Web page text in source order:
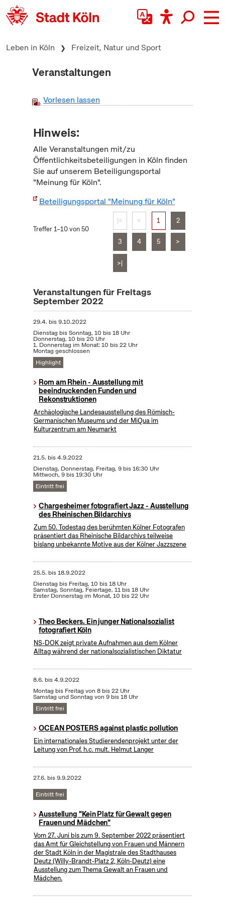
zum Inhalt springen
Leben in Köln Freizeit, Natur und Sport
Veranstaltungen
Vorlesen lassen
Hinweis:
Alle Veranstaltungen mit/zu
Öffentlichkeitsbeteiligungen in Köln finden
Sie auf unserem Beteiligungsportal
"Meinung für Köln".
Beteiligungsportal "Meinung für Köln"
Treffer 1–10 von 50
|< < 1 2
3 4 5 >
>|
Veranstaltungen für Freitags
September 2022
29.4. bis9.10.2022
Dienstag bis Sonntag, 10 bis 18 Uhr
Donnerstag, 10 bis 20 Uhr
1. Donnerstag im Monat: 10 bis 22 Uhr
Montag geschlossen
Highlight
Rom am Rhein - Ausstellung mit
beeindruckenden Funden und
Rekonstruktionen
Archäologische Landesausstellung des Römisch-
Germanischen Museums und der MiQua im
Kulturzentrum am Neumarkt
21.5. bis4.9.2022
Dienstag, Donnerstag, Freitag, 9 bis 16:30 Uhr
Mittwoch, 9 bis 19:30 Uhr
Eintritt frei
Chargesheimer fotografiert Jazz - Ausstellung
des Rheinischen Bildarchivs
Zum 50. Todestag des berühmten Kölner Fotografen
präsentiert das Rheinische Bildarchivs teilweise
bislang unbekannte Motive aus der Kölner Jazzszene
25.5. bis18.9.2022
Dienstag bis Freitag, 10 bis 18 Uhr
Samstag, Sonntag, Feiertage, 11 bis 18 Uhr
Erster Donnerstag im Monat, 10 bis 22 Uhr
Theo Beckers. Ein junger Nationalsozialist
fotografiert Köln
NS-DOK zeigt private Aufnahmen aus dem Kölner
Alltag während der nationalsozialistischen Diktatur
8.6. bis4.9.2022
Montag bis Freitag von 8 bis 22 Uhr
Samstag und Sonntag von 9 bis 18 Uhr
Eintritt frei
OCEAN POSTERS against plastic pollution
Ein internationales Studierendenprojekt unter der
Leitung von Prof. h.c. mult. Helmut Langer
27.6. bis9.9.2022
Eintritt frei
Ausstellung "Kein Platz für Gewalt gegen
Frauen und Mädchen"
Vom 27. Juni bis zum 9. September 2022 präsentiert
das Amt für Gleichstellung von Frauen und Männern
der Stadt Köln in der Magistrale des Stadthauses
Deutz (Willy-Brandt-Platz 2, Köln-Deutz) eine
Ausstellung zum Thema Gewalt an Frauen und
Mädchen.